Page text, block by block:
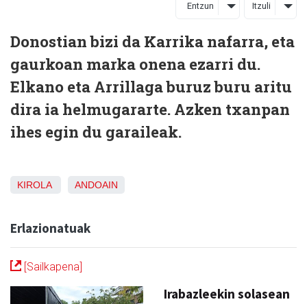
Entzun Itzuli
Donostian bizi da Karrika nafarra, eta
gaurkoan marka onena ezarri du.
Elkano eta Arrillaga buruz buru aritu
dira ia helmugararte. Azken txanpan
ihes egin du garaileak.
KIROLA ANDOAIN
Erlazionatuak
[Sailkapena]
Irabazleekin solasean